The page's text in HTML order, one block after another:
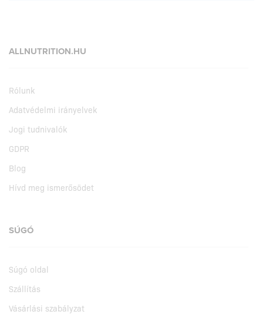
ALLNUTRITION.HU
Rólunk
Adatvédelmi irányelvek
Jogi tudnivalók
GDPR
Blog
Hívd meg ismerősödet
SÚGÓ
Súgó oldal
Szállítás
Vásárlási szabályzat